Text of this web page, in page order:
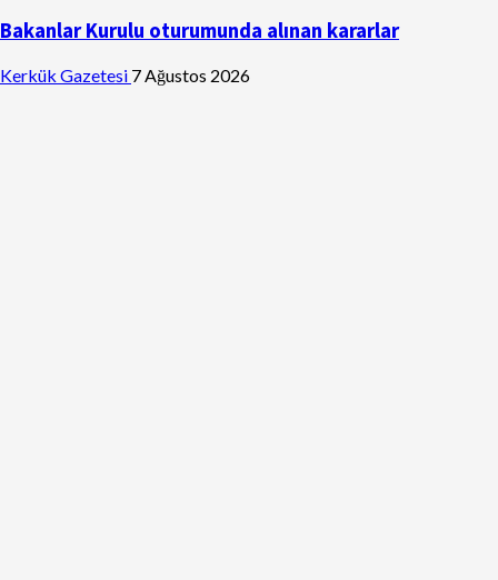
Bakanlar Kurulu oturumunda alınan kararlar
Kerkük Gazetesi 7 Ağustos 2026